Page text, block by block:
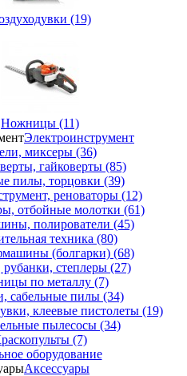
(19)
Ножницы (11)
Электроинструмент
миксеры (36)
гайковерты (85)
пилы, торцовки (39)
реноваторы (12)
отбойные молотки (61)
полирователи (45)
техника (80)
(болгарки) (68)
степлеры (27)
по металлу (7)
сабельные пилы (34)
клеевые пистолеты (19)
пылесосы (34)
(7)
оборудование
Аксессуары